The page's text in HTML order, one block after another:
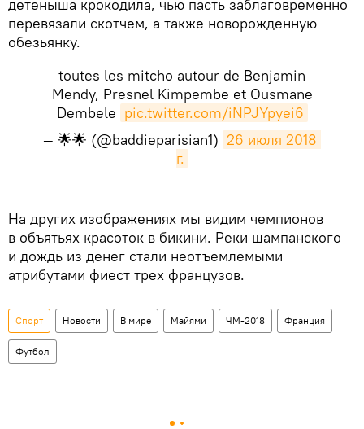
детеныша крокодила, чью пасть заблаговременно
перевязали скотчем, а также новорожденную
обезьянку.
toutes les mitcho autour de Benjamin
Mendy, Presnel Kimpembe et Ousmane
Dembele pic.twitter.com/iNPJYpyei6
— 🌟🌟 (@baddieparisian1) 26 июля 2018
г.
На других изображениях мы видим чемпионов
в объятьях красоток в бикини. Реки шампанского
и дождь из денег стали неотъемлемыми
атрибутами фиест трех французов.
Спорт Новости В мире Майями ЧМ-2018 Франция
Футбол